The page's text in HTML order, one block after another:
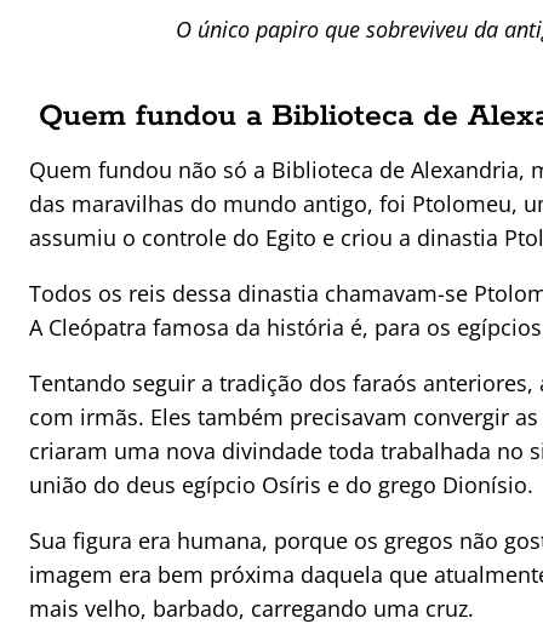
O único papiro que sobreviveu da
Quem fundou a Biblioteca de
Quem fundou não só a Biblioteca de Alexandria,
das maravilhas do mundo antigo, foi Ptolomeu,
assumiu o controle do Egito e criou a dinastia
Todos os reis dessa dinastia chamavam-se
A Cleópatra famosa da história é, para os
Tentando seguir a tradição dos faraós
com irmãs. Eles também precisavam convergir
criaram uma nova divindade toda trabalhada no
união do deus egípcio Osíris e do grego Dionísio.
Sua figura era humana, porque os gregos não
imagem era bem próxima daquela que
mais velho, barbado, carregando uma cruz.